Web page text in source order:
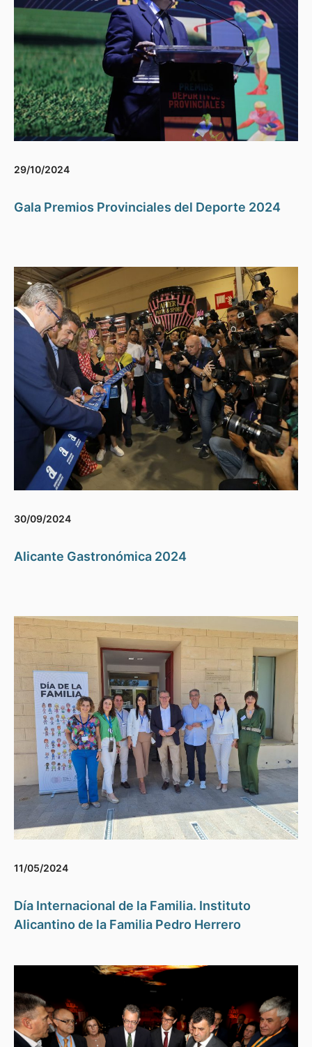
29/10/2024
Gala Premios Provinciales del Deporte 2024
30/09/2024
Alicante Gastronómica 2024
11/05/2024
Día Internacional de la Familia. Instituto
Alicantino de la Familia Pedro Herrero